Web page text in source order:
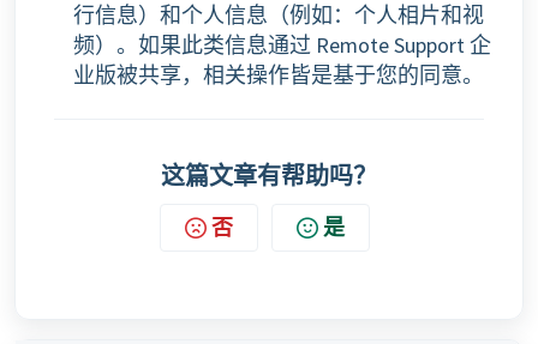
行信息）和个人信息（例如：个人相片和视
频）。如果此类信息通过 Remote Support 企
业版被共享，相关操作皆是基于您的同意。
这篇文章有帮助吗？
否 是